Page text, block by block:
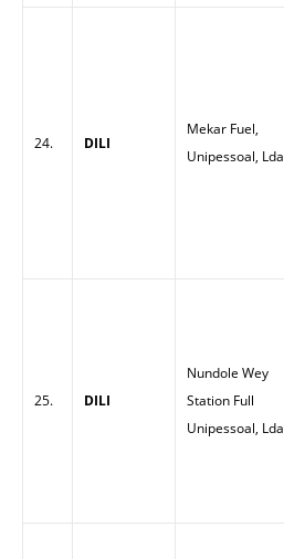
24. DILI
Mekar Fuel,
Unipessoal, Lda
25. DILI
Nundole Wey
Station Full
Unipessoal, Lda